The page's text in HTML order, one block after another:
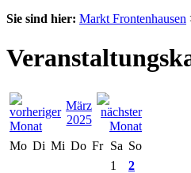
Sie sind hier: Markt Frontenhausen
März
2025
Mo Di Mi Do Fr Sa So
1
2